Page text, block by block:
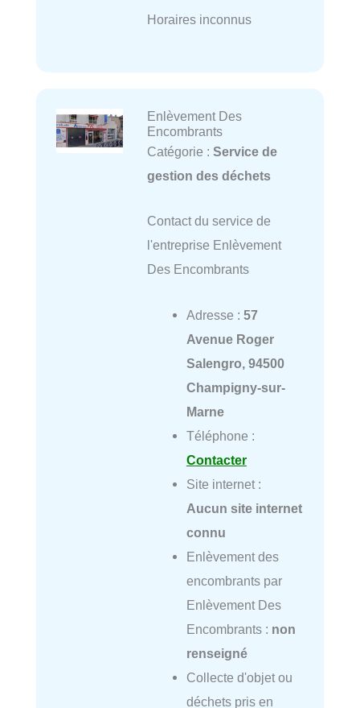
Horaires inconnus
Enlèvement Des
Encombrants
Catégorie : Service de
gestion des déchets
Contact du service de
l'entreprise Enlèvement
Des Encombrants
Adresse : 57
Avenue Roger
Salengro, 94500
Champigny-sur-
Marne
Téléphone :
Contacter
Site internet :
Aucun site internet
connu
Enlèvement des
encombrants par
Enlèvement Des
Encombrants : non
renseigné
Collecte d'objet ou
déchets pris en